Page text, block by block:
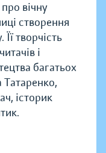
вічну
створення
творчість
і
багатьох
Татаренко,
історик